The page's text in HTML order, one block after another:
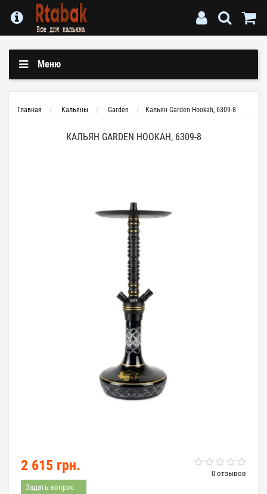
Меню
Главная Кальяны Garden Кальян Garden Hookah, 6309-8
КАЛЬЯН GARDEN HOOKAH, 6309-8
0 отзывов
2 615 грн.
Задать вопрос